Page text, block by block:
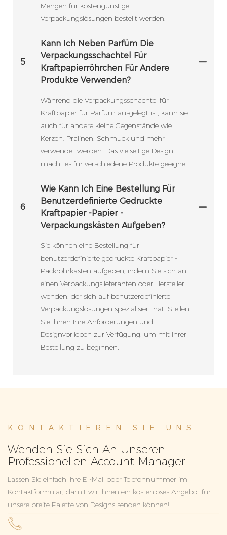
Mengen für kostengünstige
Verpackungslösungen bestellt werden.
5
Kann Ich Neben Parfüm Die
Verpackungsschachtel Für
Kraftpapierröhrchen Für Andere
Produkte Verwenden?
Während die Verpackungsschachtel für
Kraftpapier für Parfüm ausgelegt ist, kann sie
auch für andere kleine Gegenstände wie
Kerzen, Pralinen, Schmuck und mehr
verwendet werden. Das vielseitige Design
macht es für verschiedene Produkte geeignet.
6
Wie Kann Ich Eine Bestellung Für
Benutzerdefinierte Gedruckte
Kraftpapier -Papier -
Verpackungskästen Aufgeben?
Sie können eine Bestellung für
benutzerdefinierte gedruckte Kraftpapier -
Packrohrkästen aufgeben, indem Sie sich an
einen Verpackungslieferanten oder Hersteller
wenden, der sich auf benutzerdefinierte
Verpackungslösungen spezialisiert hat. Stellen
Sie ihnen Ihre Anforderungen und
Designvorlieben zur Verfügung, um mit Ihrer
Bestellung zu beginnen.
KONTAKTIEREN SIE UNS
Wenden Sie Sich An Unseren
Professionellen Account Manager
Lassen Sie einfach Ihre E -Mail oder Telefonnummer im
Kontaktformular, damit wir Ihnen ein kostenloses Angebot für
unsere breite Palette von Designs senden können!